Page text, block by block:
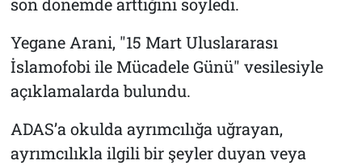
Yegane Arani, "15 Mart Uluslararası
İslamofobi ile Mücadele Günü" vesilesiyle
açıklamalarda bulundu.
ADAS’a okulda ayrımcılığa uğrayan,
ayrımcılıkla ilgili bir şeyler duyan veya